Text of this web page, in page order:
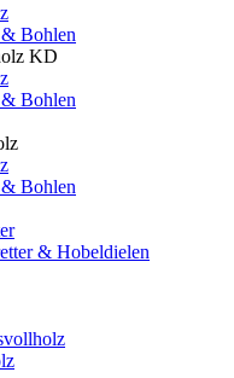
Bohlen
KD
Bohlen
Bohlen
& Hobeldielen